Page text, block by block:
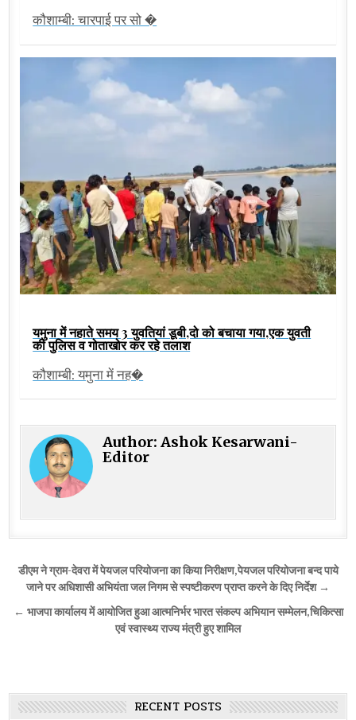
कौशाम्बी: चारपाई पर सो �
यमुना में नहाते समय 3 युवतियां डूबी,दो को बचाया गया,एक युवती
की पुलिस व गोताखोर कर रहे तलाश
कौशाम्बी: यमुना में नह�
Author:Ashok Kesarwani-
Editor
Post
navigation
डीएम ने ग्राम-देवरा में पेयजल परियोजना का किया निरीक्षण,पेयजल परियोजना बन्द पाये
जाने पर अधिशासी अभियंता जल निगम से स्पष्टीकरण प्राप्त करने के दिए निर्देश →
← भाजपा कार्यालय में आयोजित हुआ आत्मनिर्भर भारत संकल्प अभियान सम्मेलन,चिकित्सा
एवं स्वास्थ्य राज्य मंत्री हुए शामिल
RECENT POSTS